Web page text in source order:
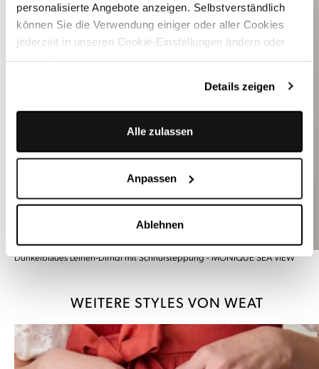
personalisierte Angebote anzeigen. Selbstverständlich
können Sie die Verwendung einiger oder aller Cookies
jederzeit in unseren Cookie-Einstellungen ändern oder
Details zeigen
Alle zulassen
Anpassen
Ablehnen
Dunkelblaues Leinen-Dirndl mit Schnursteppung - MONIQUE SEA VIEW
WEITERE STYLES VON WEAT